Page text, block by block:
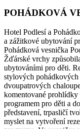
POHÁDKOVÁ
Hotel Podlesí a
a zážitkové ubytování
Pohádková vesnička
Žďárské vrchy
ubytováními pro děti.
stylových
dvoupatrových
komentované
programem pro děti a
představení, trpasličí
myslet na vytvoření